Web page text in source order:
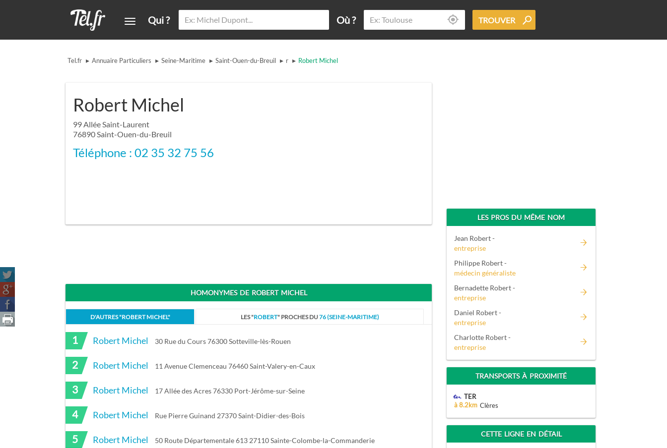
Qui ? Où ? TROUVER
Tel.fr ▸ Annuaire Particuliers ▸ Seine-Maritime ▸ Saint-Ouen-du-Breuil ▸ r ▸ Robert Michel
Robert Michel
99 Allée Saint-Laurent
76890 Saint-Ouen-du-Breuil
Téléphone : 02 35 32 75 56
HOMONYMES DE ROBERT MICHEL
D'AUTRES "ROBERT MICHEL" LES "ROBERT" PROCHES DU76 (SEINE-MARITIME)
1 Robert Michel 30 Rue du Cours 76300 Sotteville-lès-Rouen
2 Robert Michel 11 Avenue Clemenceau 76460 Saint-Valery-en-Caux
3 Robert Michel 17 Allée des Acres 76330 Port-Jérôme-sur-Seine
4 Robert Michel Rue Pierre Guinand 27370 Saint-Didier-des-Bois
5 Robert Michel 50 Route Départementale 613 27110 Sainte-Colombe-la-Commanderie
LES PROS DU MÊME NOM
Jean Robert -
entreprise
Philippe Robert -
médecin généraliste
Bernadette Robert -
entreprise
Daniel Robert -
entreprise
Charlotte Robert -
entreprise
TRANSPORTS À PROXIMITÉ
TER
à 8.2km Clères
CETTE LIGNE EN DÉTAIL